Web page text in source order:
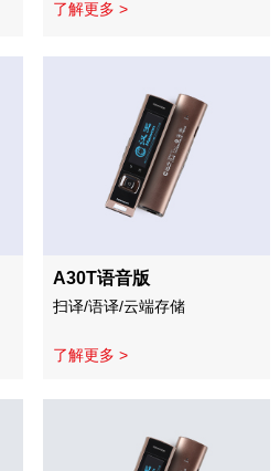
了解更多 >
A30T语音版
扫译/语译/云端存储
了解更多 >